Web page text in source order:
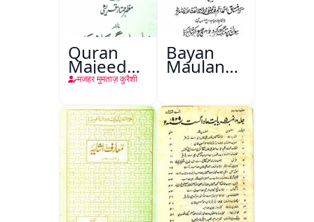
Quran
Majeed
Keमजहर मुमताज़ कुरैशी
Bayan
Maulana
Abul
Azad